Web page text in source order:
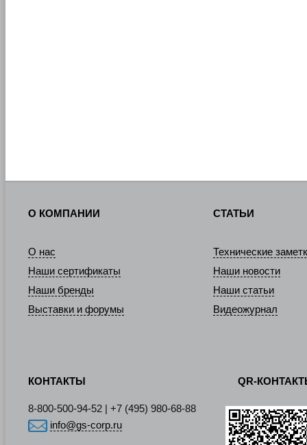
О КОМПАНИИ
О нас
Наши сертификаты
Наши бренды
Выставки и форумы
СТАТЬИ
Технические
Наши новости
Наши статьи
Видеожурнал
КОНТАКТЫ
8-800-500-94-52 | +7 (495) 980-68-88
info@gs-corp.ru
QR-